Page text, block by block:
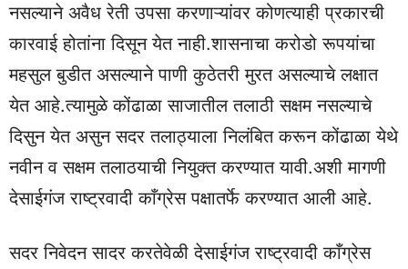
नसल्याने अवैध रेती उपसा करणाऱ्यांवर कोणत्याही प्रकारची
कारवाई होतांना दिसून येत नाही.शासनाचा करोडो रूपयांचा
महसुल बुडीत असल्याने पाणी कुठेतरी मुरत असल्याचे लक्षात
येत आहे.त्यामुळे कोंढाळा साजातील तलाठी सक्षम नसल्याचे
दिसुन येत असुन सदर तलाठ्याला निलंबित करून कोंढाळा येथे
नवीन व सक्षम तलाठयाची नियुक्त करण्यात यावी.अशी मागणी
देसाईगंज राष्ट्रवादी काँग्रेस पक्षातर्फे करण्यात आली आहे.
सदर निवेदन सादर करतेवेळी देसाईगंज राष्ट्रवादी काँग्रेस